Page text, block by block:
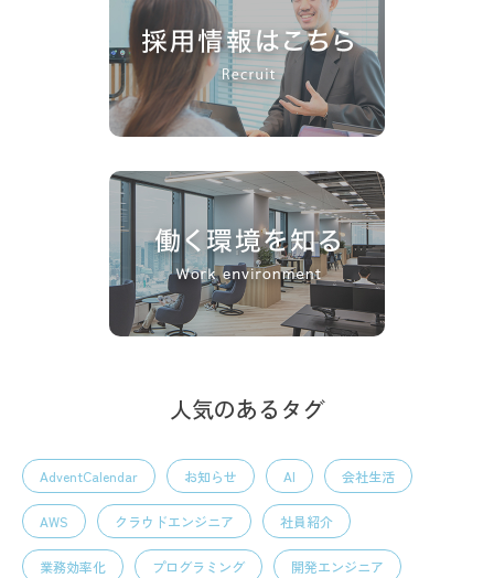
人気のあるタグ
AdventCalendar お知らせ AI 会社生活
AWS クラウドエンジニア 社員紹介
業務効率化 プログラミング 開発エンジニア